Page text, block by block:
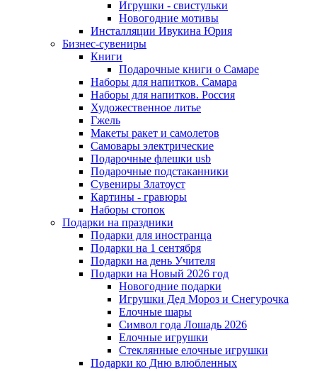
Игрушки - свистульки
Новогодние мотивы
Инсталляции Ивукина Юрия
Бизнес-сувениры
Книги
Подарочные книги о Самаре
Наборы для напитков. Самара
Наборы для напитков. Россия
Художественное литье
Гжель
Макеты ракет и самолетов
Самовары электрические
Подарочные флешки usb
Подарочные подстаканники
Сувениры Златоуст
Картины - гравюры
Наборы стопок
Подарки на праздники
Подарки для иностранца
Подарки на 1 сентября
Подарки на день Учителя
Подарки на Новый 2026 год
Новогодние подарки
Игрушки Дед Мороз и Снегурочка
Елочные шары
Символ года Лошадь 2026
Елочные игрушки
Стеклянные елочные игрушки
Подарки ко Дню влюбленных